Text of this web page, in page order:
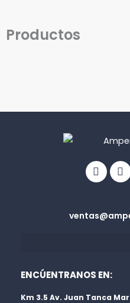
Productos
ENCÚENTRANOS EN:
Km 3.5 Av. Juan Tanca